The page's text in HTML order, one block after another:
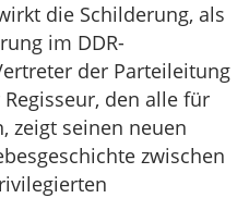
die Schilderung, als
im DDR-
der Parteileitung
den alle für
zeigt seinen neuen
zwischen